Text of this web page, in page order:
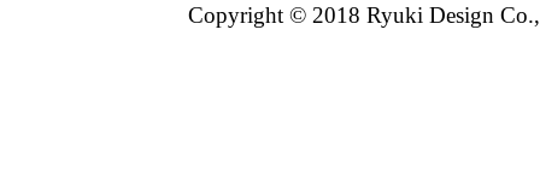
Copyright © 2018 Ryuki Design